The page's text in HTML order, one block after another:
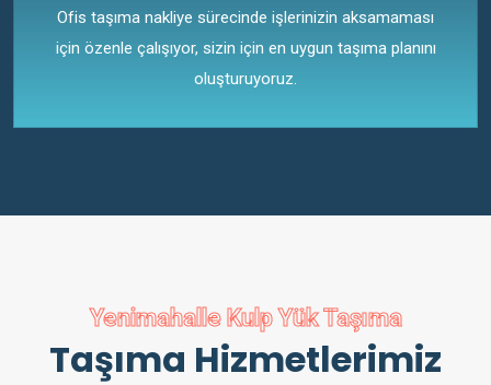
Ofis taşıma nakliye sürecinde işlerinizin aksamaması
için özenle çalışıyor, sizin için en uygun taşıma planını
oluşturuyoruz.
Yenimahalle Kulp Yük Taşıma
Taşıma Hizmetlerimiz